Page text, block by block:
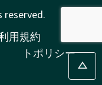
reserved.
用規約
トポリシー